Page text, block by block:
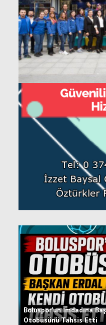
Boluspor'un İmdadına
Otobüsünü Tahsis Etti